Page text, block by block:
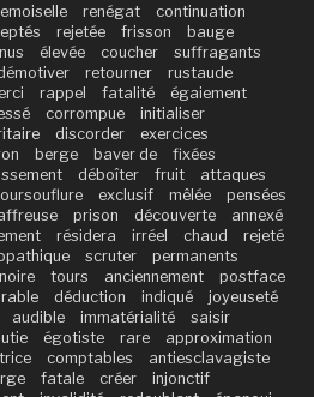
renégat
continuation
rejetée frisson
bauge
élevée coucher
suffragants
retourner
rustaude
rappel fatalité
égaiement
corrompue
initialiser
discorder
exercices
berge baver de
fixées
déboîter fruit
attaques
exclusif mêlée
pensées
prison découverte
annexé
résidera irréel chaud
rejeté
scruter
permanents
noire tours anciennement
postface
déduction indiqué
joyeuseté
audible immatérialité
saisir
égotiste rare
approximation
comptables
antiesclavagiste
fatale créer
injonctif